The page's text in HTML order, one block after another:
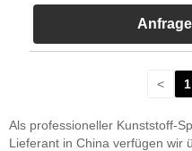
< 1
Als professioneller Kunststoff-
Lieferant in China verfügen wir